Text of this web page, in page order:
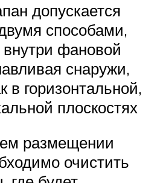
допускается
способами,
фановой
снаружи,
в горизонтальной,
плоскостях
размещении
очистить